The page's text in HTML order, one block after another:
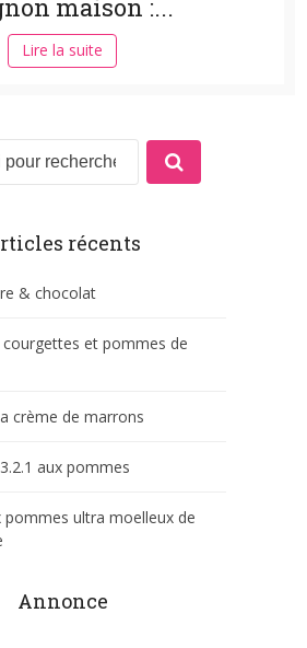
maison :...
Lire la suite
récents
& chocolat
et pommes de
crème de marrons
aux pommes
pommes ultra moelleux de
Annonce